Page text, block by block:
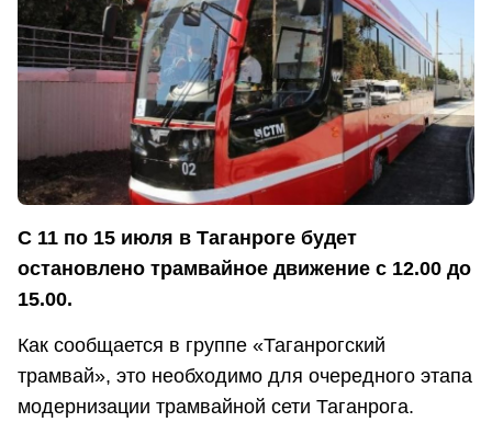
С 11 по 15 июля в Таганроге будет
остановлено трамвайное движение с 12.00 до
15.00.
Как сообщается в группе «Таганрогский
трамвай», это необходимо для очередного этапа
модернизации трамвайной сети Таганрога.